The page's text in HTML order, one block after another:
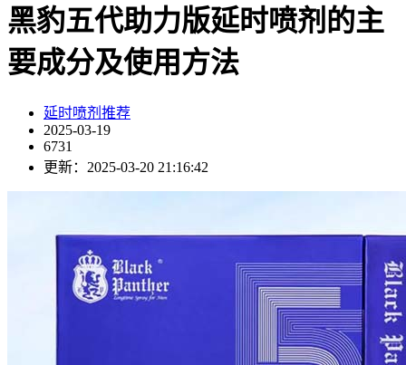
黑豹五代助力版延时喷剂的主
要成分及使用方法
延时喷剂推荐
2025-03-19
6731
更新：2025-03-20 21:16:42